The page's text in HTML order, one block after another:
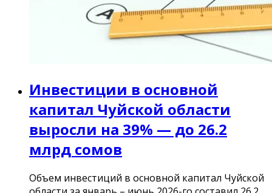
Инвестиции в основной
капитал Чуйской области
выросли на 39% — до 26.2
млрд сомов
Объем инвестиций в основной капитал Чуйской